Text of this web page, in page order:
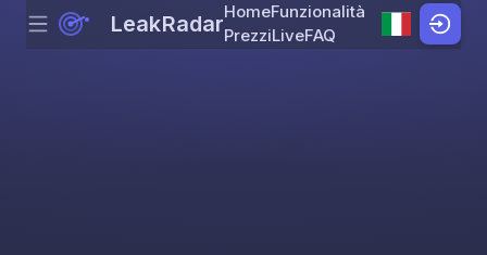
Skip to content
Menu LeakRadarHomeFunzionalità
PrezziLiveFAQ